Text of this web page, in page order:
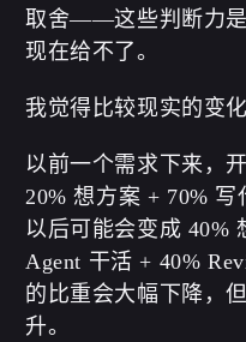
取舍——这些判断力是
现在给不了。
我觉得比较现实的变
以前一个需求下来，
20% 想方案 + 70% 写
以后可能会变成 40%
Agent 干活 + 40%
的比重会大幅下降，
升。